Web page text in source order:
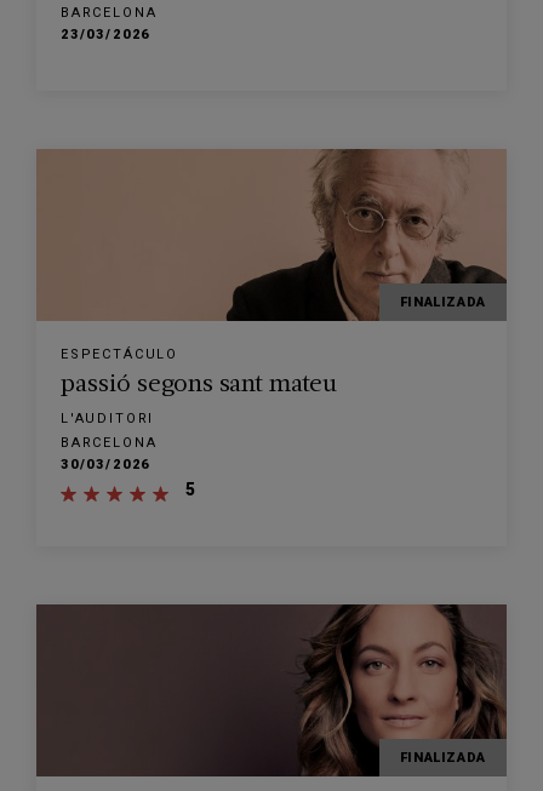
BARCELONA
23/03/2026
FINALIZADA
ESPECTÁCULO
passió segons sant mateu
L'AUDITORI
BARCELONA
30/03/2026
5
FINALIZADA